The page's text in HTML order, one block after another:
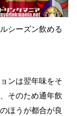
シーズン飲める
ンは翌年味をそ
そのため通年飲
ほうが都合が良